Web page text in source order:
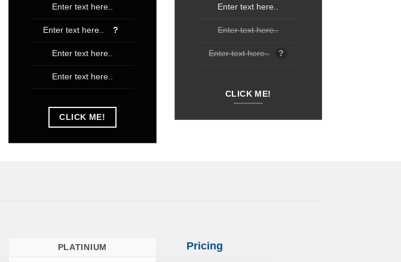
Enter text here..
Enter text here.. ?
Enter text here..
Enter text here..
CLICK ME!
Enter text here..
Enter text here..
Enter text here.. ?
CLICK ME!
PLATINIUM Pricing